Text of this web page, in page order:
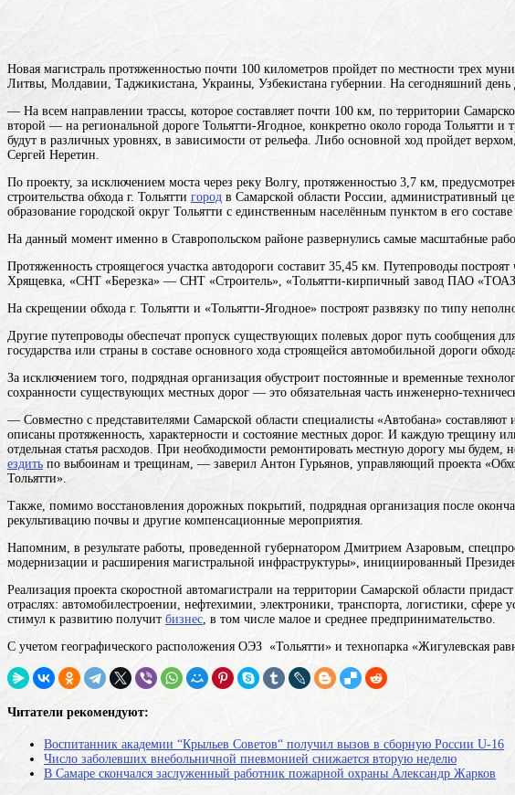
Новая магистраль протяженностью почти 100 километров пройдет по местности трех
Литвы, Молдавии, Таджикистана, Украины, Узбекистана губернии. На сегодняшний день
— На всем направлении трассы, которое составляет почти 100 км, по территории
второй — на региональной дороге Тольятти-Ягодное, конкретно около города
будут в различных уровнях, в зависимости от рельефа. Либо основной ход пройдет
Сергей Неретин.
По проекту, за исключением моста через реку Волгу, протяженностью 3,7 км,
строительства обхода г. Тольятти город в Самарской области России, административный
образование городской округ Тольятти с единственным населённым пунктом в его составе
На данный момент именно в Ставропольском районе развернулись самые масштабные
Протяженность строящегося участка автодороги составит 35,45 км. Путепроводы
Хрящевка, «СНТ «Березка» — СНТ «Строитель», «Тольятти-кирпичный завод ПАО
На скрещении обхода г. Тольятти и «Тольятти-Ягодное» построят развязку по типу
Другие путепроводы обеспечат пропуск существующих полевых дорог путь сообщения
государства или страны в составе основного хода строящейся автомобильной дороги обхода
За исключением того, подрядная организация обустроит постоянные и временные
сохранности существующих местных дорог — это обязательная часть инженерно-
— Совместно с представителями Самарской области специалисты «Автобана»
описаны протяженность, характерности и состояние местных дорог. И каждую трещину
отдельная статья расходов. При необходимости ремонтировать местную дорогу мы
ездить по выбоинам и трещинам, — заверил Антон Гурьянов, управляющий проекта «
Тольятти».
Также, помимо восстановления дорожных покрытий, подрядная организация после
рекультивацию почвы и другие компенсационные мероприятия.
Напомним, в результате работы, проведенной губернатором Дмитрием Азаровым,
модернизации и расширения магистральной инфраструктуры», инициированный
Реализация проекта скоростной автомагистрали на территории Самарской области
отраслях: автомобилестроении, нефтехимии, электроники, транспорта, логистики,
стимул к развитию получит бизнес , в том числе малое и среднее предпринимательство.
С учетом географического расположения ОЭЗ «Тольятти» и технопарка «Жигулевская
Читатели рекомендуют:
Воспитанник академии “Крыльев Советов“ получил вызов в сборную России U-16
Число заболевших внебольничной пневмонией снижается вторую неделю
В Самаре скончался заслуженный работник пожарной охраны Александр Жарков